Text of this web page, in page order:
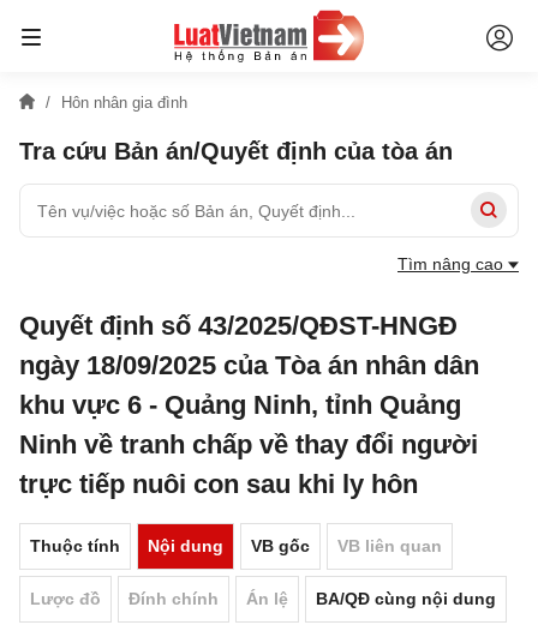
Hôn nhân gia đình
Tra cứu Bản án/Quyết định của tòa án
Tìm nâng cao
Quyết định số 43/2025/QĐST-HNGĐ
ngày 18/09/2025 của Tòa án nhân dân
khu vực 6 - Quảng Ninh, tỉnh Quảng
Ninh về tranh chấp về thay đổi người
trực tiếp nuôi con sau khi ly hôn
Thuộc tính Nội dung VB gốc VB liên quan
Lược đồ Đính chính Án lệ BA/QĐ cùng nội dung